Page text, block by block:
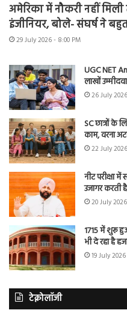
अमेरिका में नौकरी नहीं
इंजीनियर, बोले- संघर्ष ने
29 July 2026 - 8:00 PM
UGC NET
लाखों
26 July
SC छात्रों
काम, वरना
22 July
नीट परीक्षा
उजागर करती
20 July
1715 में शुरू
भी दे रहा है
19 July
टेक्नोलॉजी